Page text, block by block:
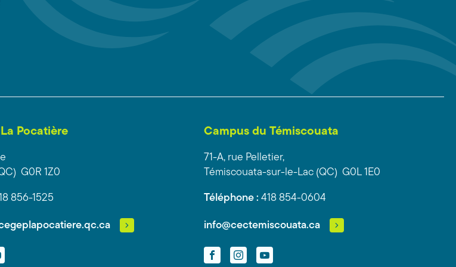
Pocatière
G0R 1Z0
856-1525
Campus du Témiscouata
71-A, rue Pelletier,
Témiscouata-sur-le-Lac (QC) G0L 1E0
Téléphone : 418 854-0604
info@cectemiscouata.ca
FacebookInstagramYouTube